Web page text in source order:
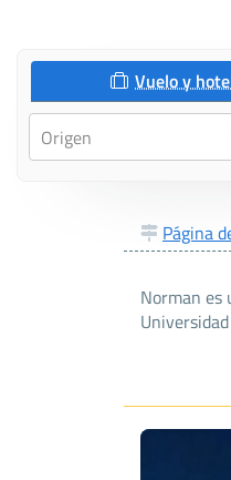
Vuelo y
Página
Norman es